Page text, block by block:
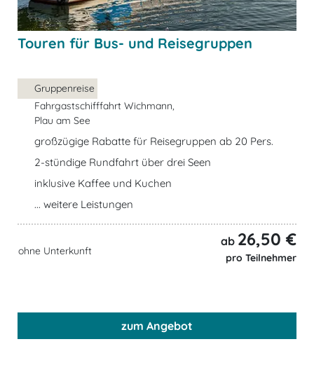
Touren für Bus- und Reisegruppen
Gruppenreise
Fahrgastschifffahrt Wichmann,
Plau am See
großzügige Rabatte für Reisegruppen ab 20 Pers.
2-stündige Rundfahrt über drei Seen
inklusive Kaffee und Kuchen
... weitere Leistungen
ohne Unterkunft
ab 26,50 €
pro Teilnehmer
zum Angebot